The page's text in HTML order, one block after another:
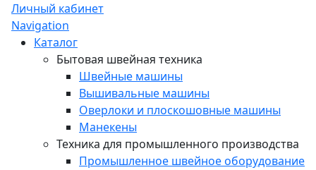
Личный кабинет
Navigation
Каталог
Бытовая швейная техника
Швейные машины
Вышивальные машины
Оверлоки и плоскошовные машины
Манекены
Техника для промышленного производства
Промышленное швейное оборудование